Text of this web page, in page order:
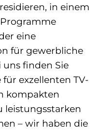
in einem
eine
für gewerbliche
uns finden Sie
exzellenten TV-
kompakten
leistungsstarken
– wir haben die